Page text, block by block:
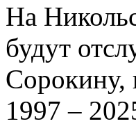
На
будут
Сорокину,
1997 –